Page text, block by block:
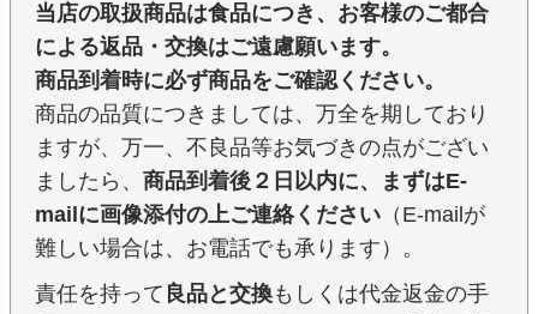
当店の取扱商品は食品につき、お客様のご都合
による返品・交換はご遠慮願います。
商品到着時に必ず商品をご確認ください。
商品の品質につきましては、万全を期しており
ますが、万一、不良品等お気づきの点がござい
ましたら、 商品到着後２日以内に、まずはE-
mailに画像添付の上ご連絡ください （E-mailが
難しい場合は、お電話でも承ります）。
責任を持って 良品と交換もしくは代金返金の手